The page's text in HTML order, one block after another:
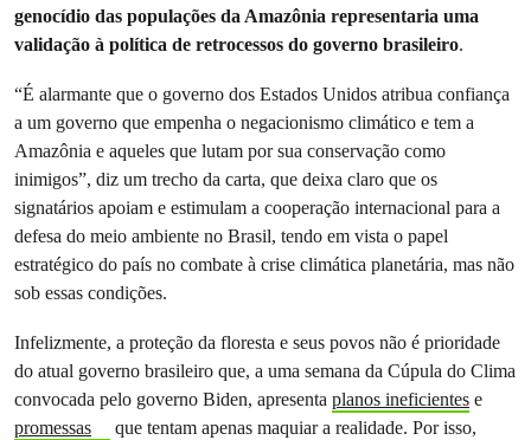
genocídio das populações da Amazônia representaria uma
validação à política de retrocessos do governo brasileiro.
“É alarmante que o governo dos Estados Unidos atribua confiança
a um governo que empenha o negacionismo climático e tem a
Amazônia e aqueles que lutam por sua conservação como
inimigos”, diz um trecho da carta, que deixa claro que os
signatários apoiam e estimulam a cooperação internacional para a
defesa do meio ambiente no Brasil, tendo em vista o papel
estratégico do país no combate à crise climática planetária, mas não
sob essas condições.
Infelizmente, a proteção da floresta e seus povos não é prioridade
do atual governo brasileiro que, a uma semana da Cúpula do Clima
convocada pelo governo Biden, apresenta planos ineficientes e
promessas
que tentam apenas maquiar a realidade. Por isso,